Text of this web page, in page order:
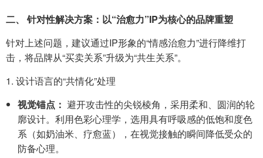
二、 针对性解决方案：以“治愈力”IP为核心的品牌重塑
针对上述问题，建议通过IP形象的“情感治愈力”进行降维打
击，将品牌从“买卖关系”升级为“共生关系”。
1. 设计语言的“共情化”处理
视觉锚点： 避开攻击性的尖锐棱角，采用柔和、圆润的轮
廓设计。利用色彩心理学，选用具有呼吸感的低饱和度色
系（如奶油米、疗愈蓝），在视觉接触的瞬间降低受众的
防备心理。